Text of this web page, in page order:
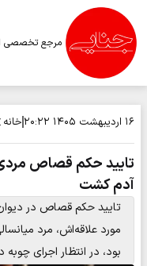
مرجع تخصصی
۱۶ اردیبهشت ۱۴۰۵ ۲۰:۲۲ خانه
تایید حکم قصاص
آدم کشت
تایید حکم قصاص در
مورد علاقه‌اش، مرد
بود، در انتظار اجرای چوبه